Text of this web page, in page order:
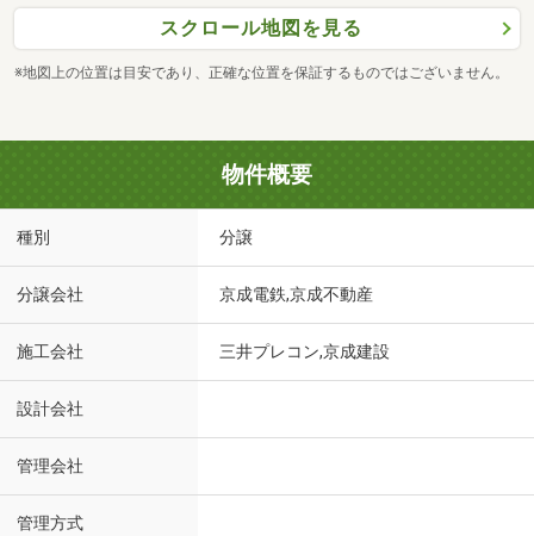
スクロール地図を見る
※地図上の位置は目安であり、正確な位置を保証するものではございません。
物件概要
種別 分譲
分譲会社 京成電鉄,京成不動産
施工会社 三井プレコン,京成建設
設計会社
管理会社
管理方式